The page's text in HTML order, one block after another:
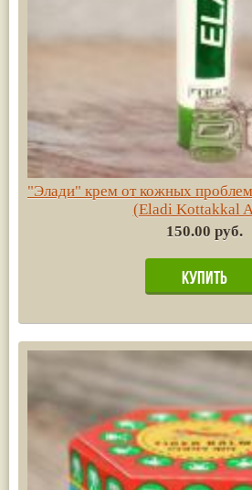
"Элади" крем от кожных
(Eladi Kottakkal
150.00 руб.